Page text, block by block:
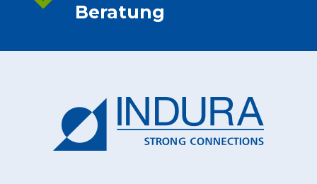
Beratung